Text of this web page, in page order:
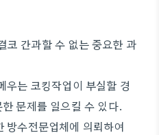
코 간과할 수 없는 중요한 과
는 코킹작업이 부실할 경
문제를 일으킬 수 있다.
방수전문업체에 의뢰하여